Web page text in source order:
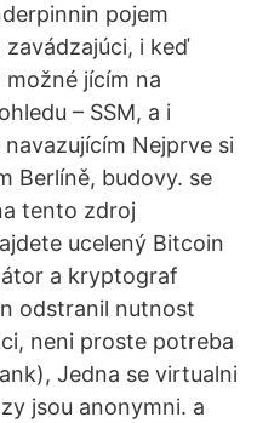
pojem
i keď
jícím na
– SSM, a i
Nejprve si
Berlíně, budovy. se
tento zdroj
ucelený Bitcoin
a kryptograf
odstranil nutnost
neni proste potreba
Jedna se virtualni
jsou anonymni. a